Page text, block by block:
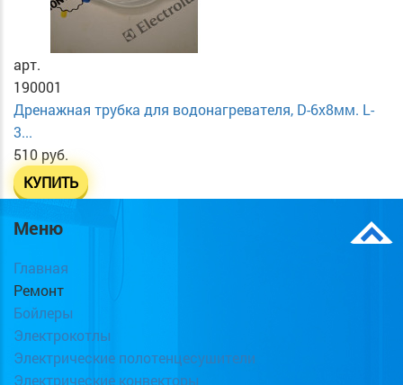
арт.
190001
Дренажная трубка для водонагревателя, D-6х8мм. L-
3...
510 руб.
КУПИТЬ
Меню
Главная
Ремонт
Бойлеры
Электрокотлы
Электрические полотенцесушители
Электрические конвекторы